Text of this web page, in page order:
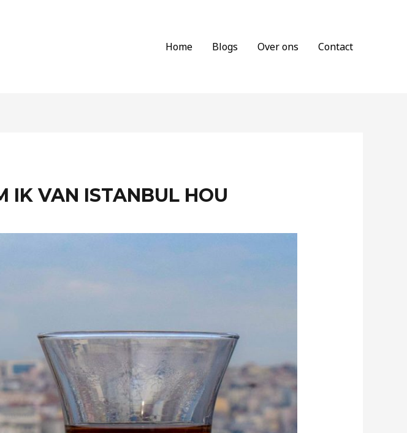
Home Blogs Over ons Contact
IK VAN ISTANBUL HOU